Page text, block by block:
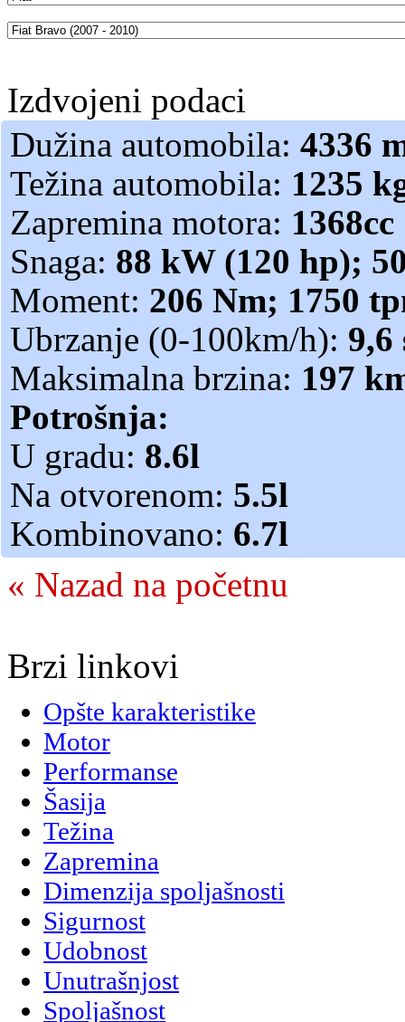
Izdvojeni podaci
Dužina automobila: 4336
Težina automobila: 1235
Zapremina motora: 1368cc
Snaga: 88 kW (120 hp);
Moment: 206 Nm; 1750
Ubrzanje (0-100km/h): 9,6
Maksimalna brzina: 197
Potrošnja:
U gradu: 8.6l
Na otvorenom: 5.5l
Kombinovano: 6.7l
« Nazad na početnu
Brzi linkovi
Opšte karakteristike
Motor
Performanse
Šasija
Težina
Zapremina
Dimenzija spoljašnosti
Sigurnost
Udobnost
Unutrašnjost
Spoljašnost